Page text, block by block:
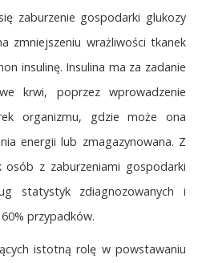
zaburzenie gospodarki glukozy
zmniejszeniu wrażliwości tkanek
insulinę. Insulina ma za zadanie
krwi, poprzez wprowadzenie
organizmu, gdzie może ona
energii lub zmagazynowana. Z
z zaburzeniami gospodarki
statystyk zdiagnozowanych i
przypadków.
istotną rolę w powstawaniu